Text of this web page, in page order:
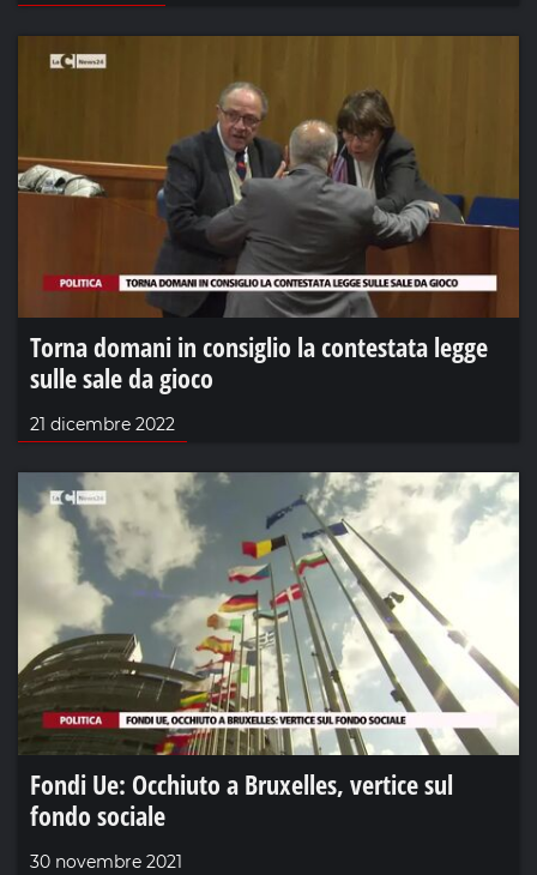
Torna domani in consiglio la contestata legge
sulle sale da gioco
21 dicembre 2022
Fondi Ue: Occhiuto a Bruxelles, vertice sul
fondo sociale
30 novembre 2021